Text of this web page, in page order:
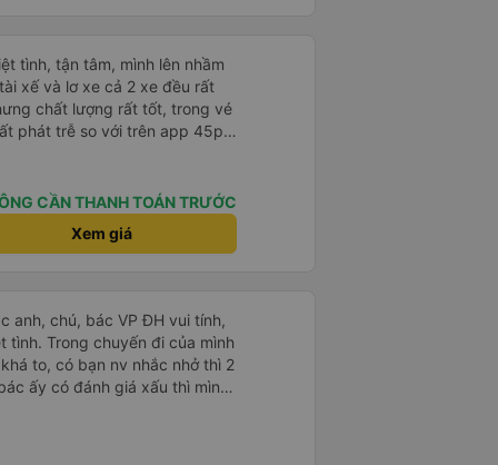
và sẽ có lần sau nếu có dịp,
tình, tận tâm, mình lên nhầm
xế và lơ xe cả 2 xe đều rất
chất lượng rất tốt, trong vé
phát trễ so với trên app 45p,
to, có thể thông cảm được.
CẦN THANH TOÁN TRƯỚC
Xem giá
anh, chú, bác VP ĐH vui tính,
đi của mình
to, có bạn nv nhắc nhở thì 2
ấy có đánh giá xấu thì mình
rất đúng. 2 bác nói rất to. To
câu chuyện các bác nói với